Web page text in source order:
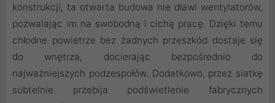
konstrukcji, ta otwarta budowa nie dławi wentylatorów,
pozwalając im na swobodną i cichą pracę. Dzięki temu
chłodne powietrze bez żadnych przeszkód dostaje się
do wnętrza, docierając bezpośrednio do
najważniejszych podzespołów. Dodatkowo, przez siatkę
subtelnie przebija podświetlenie fabrycznych